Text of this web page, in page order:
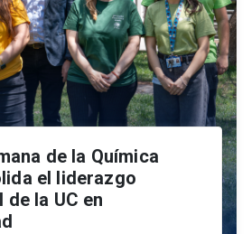
de la Química
el liderazgo
la UC en